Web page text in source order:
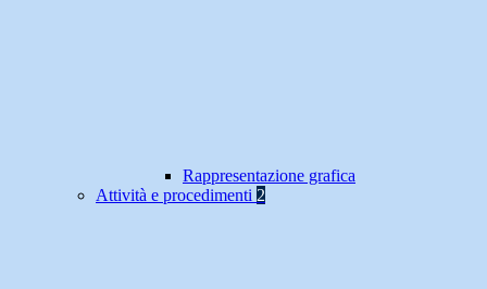
Rappresentazione grafica
Attività e procedimenti 2